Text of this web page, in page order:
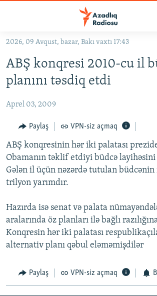
Əsas
qayıt
Əsas
naviqasiyaya
qayıt
#İZAHLA
KORRUPSIOMETR
#ƏSLINDƏ
FƏRQƏ BAX
QANUNI DOĞRU
ARAŞDIRMA
MULTIMEDIA
FOTOQALEREYA
İNFOQRAFIKA
KARIKATURA
OXU ZALI
AZƏRBAYCAN ƏDƏBIYYATI KITABXANASI
İSLAM VƏ DEMOKRATIYA
İZ - MƏDƏNIYYƏT PROQRAMI
HAQQIMIZDA
MISSIYAMIZ
PEŞƏ ETIKASI VƏ JURNALISTIKA STANDARTLARIMIZ
MATERIALLARIMIZDAN ISTIFADƏ
AZADLIQRADIOSU MOBIL TELEFONUNUZDA
BIZI IZLƏ
2026, 09 Avqust, bazar, Bakı vaxtı 17:43
ABŞ konqresi 2010-cu il
planını təsdiq etdi
Aprel 03, 2009
Paylaş VPN-siz açmaq
ABŞ konqresinin hər iki palatası
Obamanın təklif etdiyi büdcə
Gələn il üçün nəzərdə tutulan büdcənin
trilyon yarımdır.
Hazırda isə senat və palata
aralarında öz planları ilə bağlı
Konqresin hər iki palatası
alternativ planı qəbul eləməmişdilər
Paylaş VPN-siz açmaq